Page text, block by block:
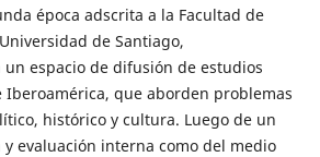
época adscrita a la Facultad de
de Santiago,
espacio de difusión de estudios
Iberoamérica, que aborden problemas
histórico y cultura. Luego de un
evaluación interna como del medio